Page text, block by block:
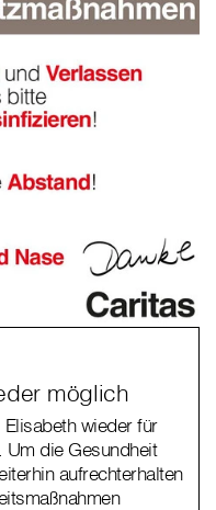
möglich
wieder für
Um die Gesundheit
aufrechterhalten